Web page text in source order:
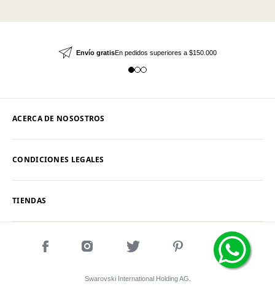
Envío gratisEn pedidos superiores a $150.000
ACERCA DE NOSOSTROS
CONDICIONES LEGALES
TIENDAS
Swarovski International Holding AG.